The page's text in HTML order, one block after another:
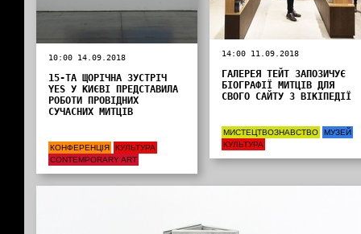
10:00 14.09.2018
15-ТА ЩОРІЧНА ЗУСТРІЧ
YES У КИЄВІ ПРЕДСТАВИЛА
РОБОТИ ПРОВІДНИХ
СУЧАСНИХ МИТЦІВ
КОНФЕРЕНЦІЯ
КУЛЬТУРА
CONTEMPORARY ART
14:00 11.09.2018
ГАЛЕРЕЯ ТЕЙТ ЗАПОЗИЧУЄ
БІОГРАФІЇ МИТЦІВ ДЛЯ
СВОГО САЙТУ З ВІКІПЕДІЇ
МИСТЕЦТВОЗНАВСТВО
МУЗЕЙ
КУЛЬТУРА